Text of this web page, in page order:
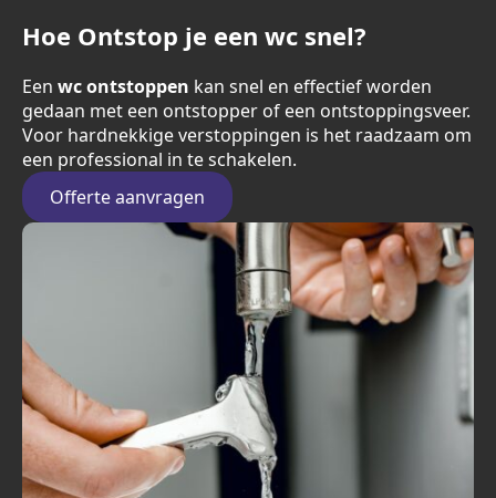
Hoe Ontstop je een wc snel?
Een wc ontstoppen kan snel en effectief worden
gedaan met een ontstopper of een ontstoppingsveer.
Voor hardnekkige verstoppingen is het raadzaam om
een professional in te schakelen.
Offerte aanvragen